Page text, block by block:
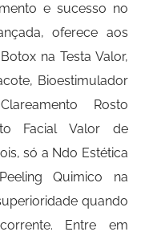
e sucesso no
oferece aos
na Testa Valor,
Bioestimulador
Rosto
Facial Valor de
só a Ndo Estética
Quimico na
quando
Entre em